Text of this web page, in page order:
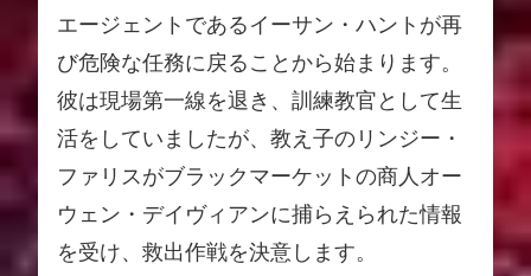
エージェントであるイーサン・ハントが再
び危険な任務に戻ることから始まります。
彼は現場第一線を退き、訓練教官として生
活をしていましたが、教え子のリンジー・
ファリスがブラックマーケットの商人オー
ウェン・デイヴィアンに捕らえられた情報
を受け、救出作戦を決意します。